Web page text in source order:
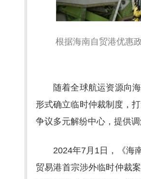
根据海南自贸港优惠
随着全球航运资源向
形式确立临时仲裁制度，
争议多元解纷中心，提供
2024年7月1日，《海
贸易港首宗涉外临时仲裁